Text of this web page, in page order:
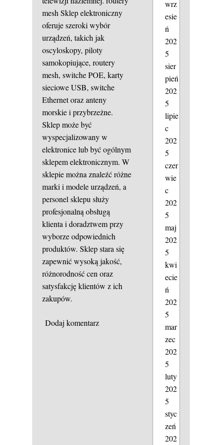
mesh Sklep elektroniczny
oferuje szeroki wybór
urządzeń, takich jak
oscyloskopy, piloty
samokopiujące, routery
mesh, switche POE, karty
sieciowe USB, switche
Ethernet oraz anteny
morskie i przybrzeżne.
Sklep może być
wyspecjalizowany w
elektronice lub być ogólnym
sklepem elektronicznym. W
sklepie można znaleźć różne
marki i modele urządzeń, a
personel sklepu służy
profesjonalną obsługą
klienta i doradztwem przy
wyborze odpowiednich
produktów. Sklep stara się
zapewnić wysoką jakość,
różnorodność cen oraz
satysfakcję klientów z ich
zakupów.
Dodaj komentarz
wrz
esie
ń
202
5
sier
pień
202
5
lipie
c
202
5
czer
wie
c
202
5
maj
202
5
kwi
ecie
ń
202
5
mar
zec
202
5
luty
202
5
styc
zeń
202